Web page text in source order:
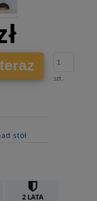
szt.
stół
2 LATA